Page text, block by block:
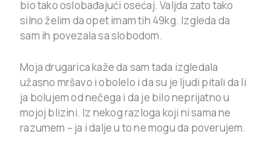
bio tako oslobađajući osećaj. Valjda zato tako
silno želim da opet imam tih 49kg. Izgleda da
sam ih povezala sa slobodom.
Moja drugarica kaže da sam tada izgledala
užasno mršavo i obolelo i da su je ljudi pitali da li
ja bolujem od nečega i da je bilo neprijatno u
mojoj blizini. Iz nekog razloga koji ni sama ne
razumem – ja i dalje u to ne mogu da poverujem.